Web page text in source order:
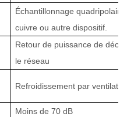
Échantillonnage
cuivre ou autre dispositif.
Retour de puissance de
le réseau
Refroidissement par
Moins de 70 dB